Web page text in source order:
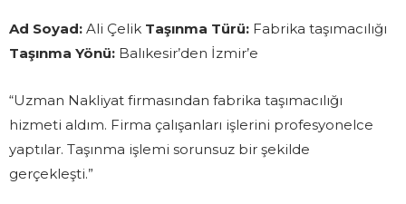
Ad Soyad: Ali Çelik Taşınma Türü: Fabrika taşımacılığı
Taşınma Yönü: Balıkesir’den İzmir’e
“Uzman Nakliyat firmasından fabrika taşımacılığı
hizmeti aldım. Firma çalışanları işlerini profesyonelce
yaptılar. Taşınma işlemi sorunsuz bir şekilde
gerçekleşti.”